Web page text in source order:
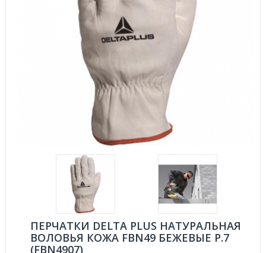
ПЕРЧАТКИ DELTA PLUS НАТУРАЛЬНАЯ
ВОЛОВЬЯ КОЖА FBN49 БЕЖЕВЫЕ Р.7
(FBN4907)